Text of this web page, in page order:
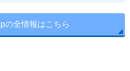
の全情報はこちら